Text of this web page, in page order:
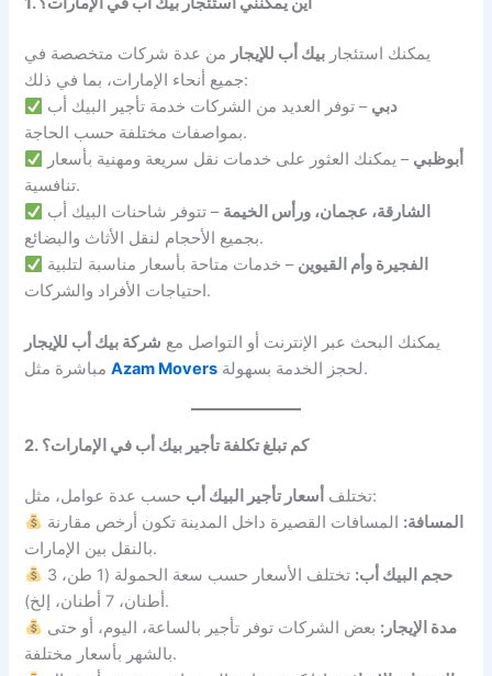
يمكنك استئجار بيك أب للإيجار من عدة شركات متخصصة في
جميع أنحاء الإمارات، بما في ذلك:
دبي – توفر العديد من الشركات خدمة تأجير البيك أب
بمواصفات مختلفة حسب الحاجة.
أبوظبي – يمكنك العثور على خدمات نقل سريعة ومهنية بأسعار
تنافسية.
الشارقة، عجمان، ورأس الخيمة – تتوفر شاحنات البيك أب
بجميع الأحجام لنقل الأثاث والبضائع.
الفجيرة وأم القيوين – خدمات متاحة بأسعار مناسبة لتلبية
احتياجات الأفراد والشركات.
يمكنك البحث عبر الإنترنت أو التواصل مع شركة بيك أب للإيجار
مباشرة مثلAzam Movers لحجز الخدمة بسهولة.
2. كم تبلغ تكلفة تأجير بيك أب في الإمارات؟
تختلف أسعار تأجير البيك أب
حسب عدة عوامل، مثل:
المسافة: المسافات القصيرة داخل المدينة تكون أرخص مقارنة
بالنقل بين الإمارات.
حجم البيك أب:
تختلف الأسعار حسب سعة الحمولة (1 طن، 3
أطنان، 7 أطنان، إلخ).
مدة الإيجار: بعض الشركات توفر تأجير بالساعة، اليوم، أو حتى
بالشهر بأسعار مختلفة.